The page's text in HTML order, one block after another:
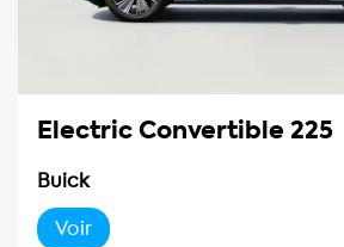
Electric Convertible 225
Buick
Voir